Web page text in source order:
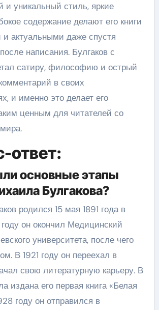
и уникальный стиль, яркие
содержание делают его книги
актуальными даже спустя
написания. Булгаков с
сатиру, философию и острый
в своих
и именно это делает его
ценным для читателей со
ответ:
основные этапы
Булгакова?
родился 15 мая 1891 года в
он окончил Медицинский
университета, после чего
В 1921 году он переехал в
свою литературную карьеру. В
издана его первая книга «Белая
году он отправился в